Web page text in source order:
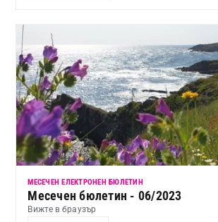
МЕСЕЧЕН ЕЛЕКТРОНЕН БЮЛЕТИН
Месечен бюлетин - 06/2023
Вижте в браузър